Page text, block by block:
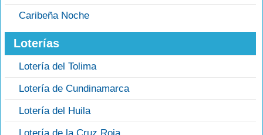
Caribeña Noche
Loterías
Lotería del Tolima
Lotería de Cundinamarca
Lotería del Huila